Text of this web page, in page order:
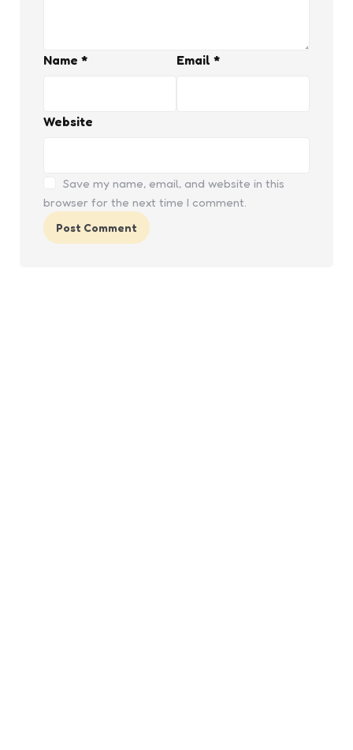
Name * Email *
Website
Save my name, email, and website in this
browser for the next time I comment.